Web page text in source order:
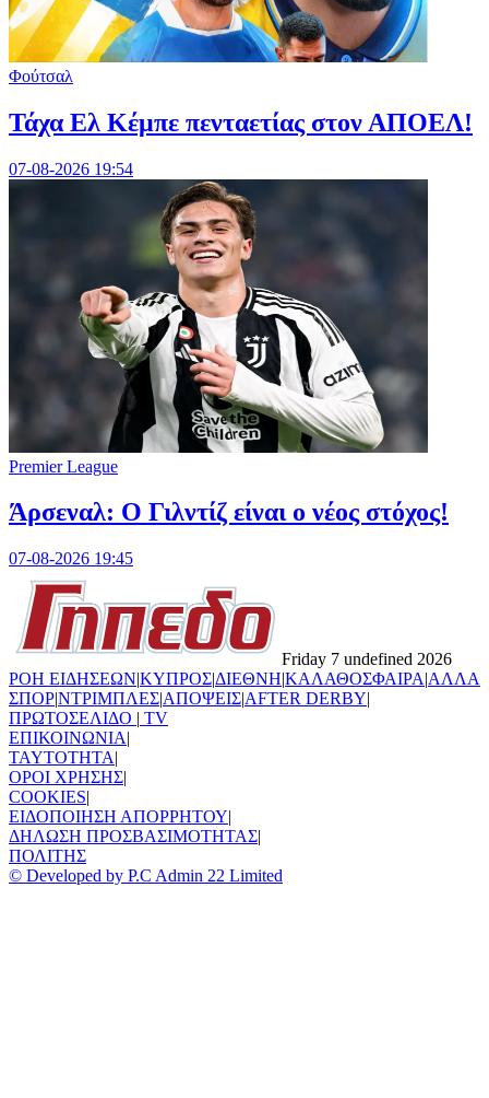
Φούτσαλ
Τάχα Ελ Κέμπε πενταετίας στον ΑΠΟΕΛ!
07-08-2026 19:54
Premier League
Άρσεναλ: Ο Γιλντίζ είναι ο νέος στόχος!
07-08-2026 19:45
Friday 7 undefined 2026
ΡΟΗ ΕΙΔΗΣΕΩΝ|ΚΥΠΡΟΣ|ΔΙΕΘΝΗ|ΚΑΛΑΘΟΣΦΑΙΡΑ|ΑΛΛΑ
ΣΠΟΡ|ΝΤΡΙΜΠΛΕΣ|ΑΠΟΨΕΙΣ|AFTER DERBY|
ΠΡΩΤΟΣΕΛΙΔΟ | TV
ΕΠΙΚΟΙΝΩΝΙΑ|
TAYTOTHTA|
ΟΡΟΙ ΧΡΗΣΗΣ|
COOKIES|
ΕΙΔΟΠΟΙΗΣΗ ΑΠΟΡΡΗΤΟΥ|
ΔΗΛΩΣΗ ΠΡΟΣΒΑΣΙΜΟΤΗΤΑΣ|
ΠΟΛΙΤΗΣ
© Developed by P.C Admin 22 Limited